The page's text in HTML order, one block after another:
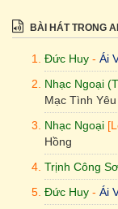
BÀI HÁT TRONG
Đức Huy - Ái
Nhạc Ngoại
Mạc Tình Yêu
Nhạc Ngoại
Hồng
Trịnh Công
Đức Huy - Ái